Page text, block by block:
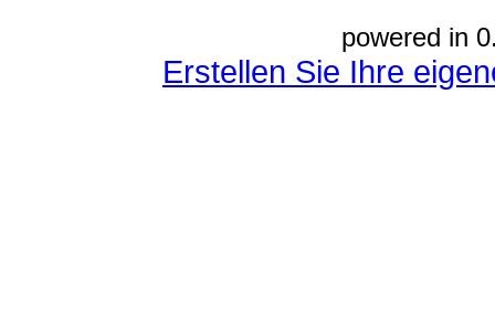
powered in
Erstellen Sie Ihre